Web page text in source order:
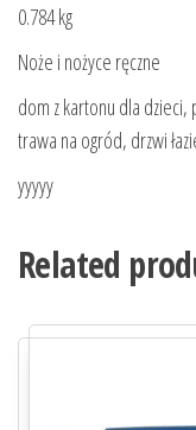
0.784 kg
Noże i nożyce ręczne
dom z kartonu dla dzieci,
trawa na ogród, drzwi
yyyyy
Related